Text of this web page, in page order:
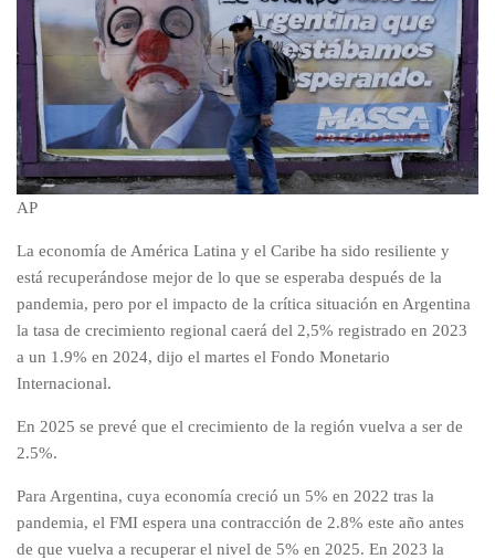
AP
La economía de América Latina y el Caribe ha sido resiliente y
está recuperándose mejor de lo que se esperaba después de la
pandemia, pero por el impacto de la crítica situación en Argentina
la tasa de crecimiento regional caerá del 2,5% registrado en 2023
a un 1.9% en 2024, dijo el martes el Fondo Monetario
Internacional.
En 2025 se prevé que el crecimiento de la región vuelva a ser de
2.5%.
Para Argentina, cuya economía creció un 5% en 2022 tras la
pandemia, el FMI espera una contracción de 2.8% este año antes
de que vuelva a recuperar el nivel de 5% en 2025. En 2023 la